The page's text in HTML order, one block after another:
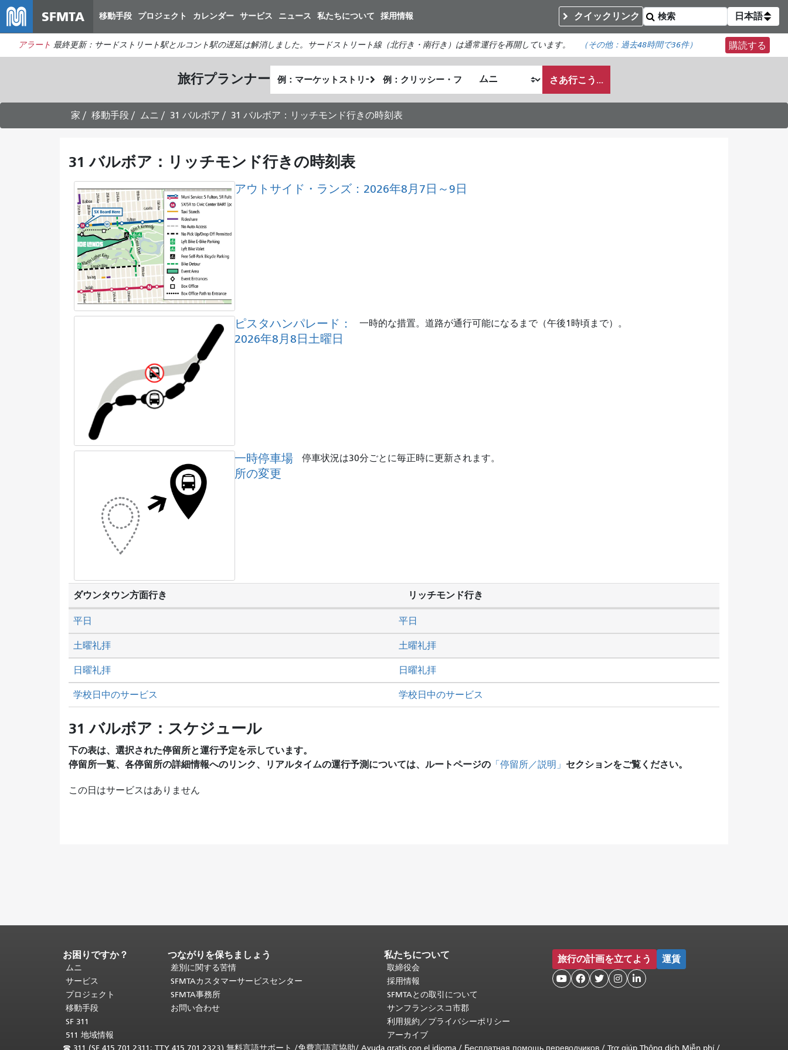
イ
ン
コ
ン
テ
ン
ツ
に
SFMTA 移動手段 プロジェクト カレンダー サービス ニュース 私たちについて 採用情報 クイックリンク 日本語
アラート 最終更新：サードストリート駅とルコント駅の遅延は解消しました。サードストリート線（北行き・南行き）は通常運行を再開しています。 （その他： 過去48時間で36件） 購読する
旅行プランナー 出
発
地
点
終
了
地
点
が
の
旅
さあ行こう...
家 移動手段 ムニ 31 バルボア 31 バルボア：リッチモンド行きの時刻表
31 バルボア：リッチモンド行きの時刻表
アウトサイド・ランズ：2026年8月7日～9日
ピスタハンパレード：
2026年8月8日土曜日
一時的な措置。道路が通行可能になるまで（午後1時頃まで）。
一時停車場
所の変更
停車状況は30分ごとに毎正時に更新されます。
ダウンタウン方面行き リッチモンド行き
土曜礼拝 土曜礼拝
日曜礼拝 日曜礼拝
平日 平日
学校日中のサービス 学校日中のサービス
31 バルボア：スケジュール
下の表は、選択された停留所と運行予定を示しています。
停留所一覧、各停留所の詳細情報へのリンク、リアルタイムの運行予測については、ルートページの 「停留所／説明」 セクションをご覧ください。
この日はサービスはありません
ペ
ー
ジ
コ
ン
テ
お困りですか？
ムニ
サービス
プロジェクト
移動手段
SF 311
511 地域情報
つながりを保ちましょう
差別に関する苦情
SFMTAカスタマーサービスセンター
SFMTA事務所
お問い合わせ
私たちについて
取締役会
採用情報
SFMTAとの取引について
サンフランシスコ市郡
利用規約／プライバシーポリシー
アーカイブ
旅行の計画を立てよう 運賃
    
☎ 311 (SF 415.701.2311; TTY 415.701.2323) 無料言語サポート /免費言語言協助/ Ayuda gratis con el idioma / Бесплатная помощь переводчиков / Trợ giúp Thông dịch Miễn phí /